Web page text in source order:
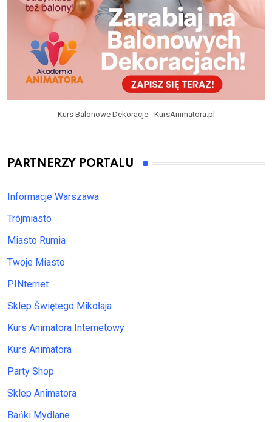
Kurs Balonowe Dekoracje - KursAnimatora.pl
PARTNERZY PORTALU
Informacje Warszawa
Trójmiasto
Miasto Rumia
Twoje Miasto
PINternet
Sklep Świętego Mikołaja
Kurs Animatora Internetowy
Kurs Animatora
Party Shop
Sklep Animatora
Bańki Mydlane